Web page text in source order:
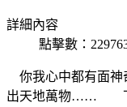
詳細內容
點擊數：
你我心中都有面神
出天地萬物……